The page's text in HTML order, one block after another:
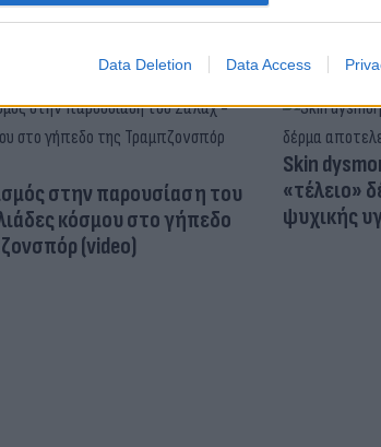
Data Deletion Data Access
στην παρουσίαση του
κόσμου στο γήπεδο
(video)
Skin
«τέλειο»
ψυχικής